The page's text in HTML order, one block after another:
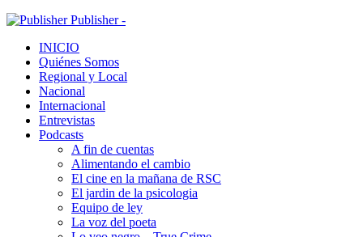
Publisher -
INICIO
Quiénes Somos
Regional y Local
Nacional
Internacional
Entrevistas
Podcasts
A fin de cuentas
Alimentando el cambio
El cine en la mañana de RSC
El jardin de la psicologia
Equipo de ley
La voz del poeta